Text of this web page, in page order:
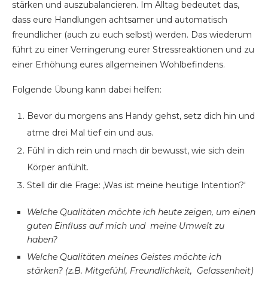
stärken und auszubalancieren. Im Alltag bedeutet das,
dass eure Handlungen achtsamer und automatisch
freundlicher (auch zu euch selbst) werden. Das wiederum
führt zu einer Verringerung eurer Stressreaktionen und zu
einer Erhöhung eures allgemeinen Wohlbefindens.
Folgende Übung kann dabei helfen:
Bevor du morgens ans Handy gehst, setz dich hin und
atme drei Mal tief ein und aus.
Fühl in dich rein und mach dir bewusst, wie sich dein
Körper anfühlt.
Stell dir die Frage: ‚Was ist meine heutige Intention?‘
Welche Qualitäten möchte ich heute zeigen, um einen
guten Einfluss auf mich und meine Umwelt zu
haben?
Welche Qualitäten meines Geistes möchte ich
stärken? (z.B. Mitgefühl, Freundlichkeit, Gelassenheit)